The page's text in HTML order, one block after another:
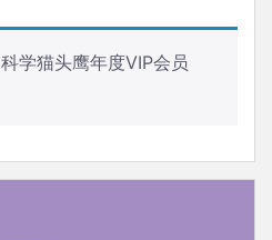
科学猫头鹰年度VIP会员